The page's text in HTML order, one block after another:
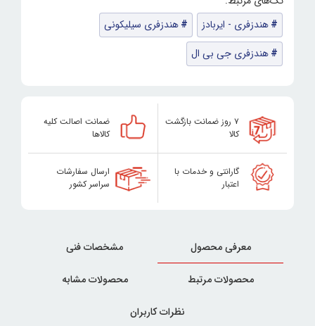
هندزفری - ایربادز
هندزفری سیلیکونی
هندزفری جی بی ال
۷ روز ضمانت بازگشت
کالا
ضمانت اصالت کلیه
کالاها
گارانتی و خدمات با
اعتبار
ارسال سفارشات
سراسر کشور
معرفی محصول مشخصات فنی
محصولات مرتبط محصولات مشابه
نظرات کاربران